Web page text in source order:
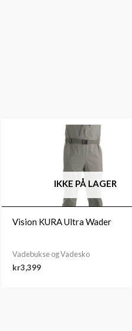
IKKE PÅ LAGER
Vision KURA Ultra Wader
Vadebukse og Vadesko
kr3,399